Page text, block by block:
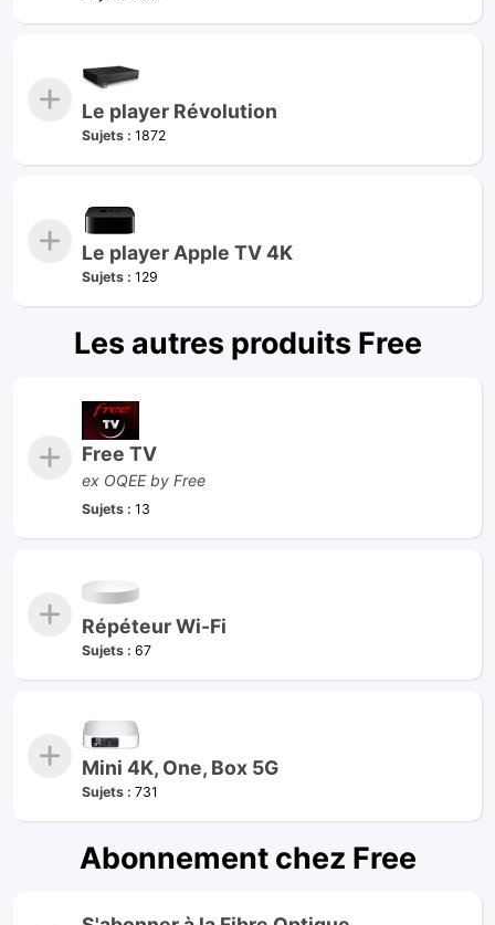
Le player Révolution
Sujets : 1872
Le player Apple TV 4K
Sujets : 129
Les autres produits Free
Free TV
ex OQEE by Free
Sujets : 13
Répéteur Wi-Fi
Sujets : 67
Mini 4K, One, Box 5G
Sujets : 731
Abonnement chez Free